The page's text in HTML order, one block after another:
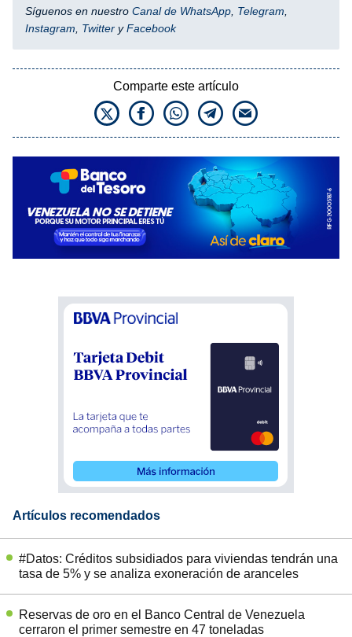
Síguenos en nuestro Canal de WhatsApp Telegram
Instagram
Twitter yFacebook
Comparte este artículo
Artículos recomendados
#Datos: Créditos subsidiados para viviendas tendrán una
tasa de 5% y se analiza exoneración de aranceles
Reservas de oro en el Banco Central de Venezuela
cerraron el primer semestre en 47 toneladas